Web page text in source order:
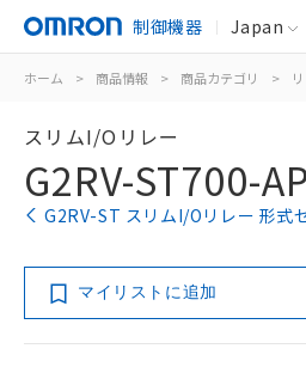
制御機器 Japan
ホーム > 商品情報 > 商品カテゴリ >
スリムI/Oリレー
G2RV-ST700-
G2RV-ST スリムI/Oリレー 形式
マイリストに追加